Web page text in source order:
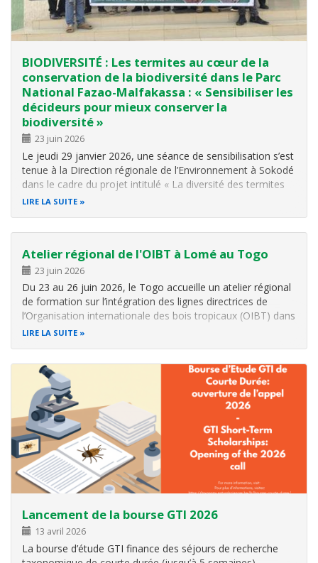
BIODIVERSITÉ : Les termites au cœur de la
conservation de la biodiversité dans le Parc
National Fazao-Malfakassa : « Sensibiliser les
décideurs pour mieux conserver la
biodiversité »
23 juin 2026
Le jeudi 29 janvier 2026, une séance de sensibilisation s’est
tenue à la Direction régionale de l’Environnement à Sokodé
dans le cadre du projet intitulé « La diversité des termites
au service de la biodiversité et du développement durable »
LIRE LA SUITE
Atelier régional de l'OIBT à Lomé au Togo
23 juin 2026
Du 23 au 26 juin 2026, le Togo accueille un atelier régional
de formation sur l’intégration des lignes directrices de
l’Organisation internationale des bois tropicaux (OIBT) dans
les projets de restauration des paysages forestiers. Cette
LIRE LA SUITE
Lancement de la bourse GTI 2026
13 avril 2026
La bourse d’étude GTI finance des séjours de recherche